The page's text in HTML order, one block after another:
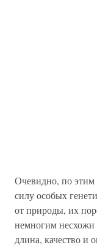
Очевидно, по
силу особых
от природы, их
немногим
длина, качество и